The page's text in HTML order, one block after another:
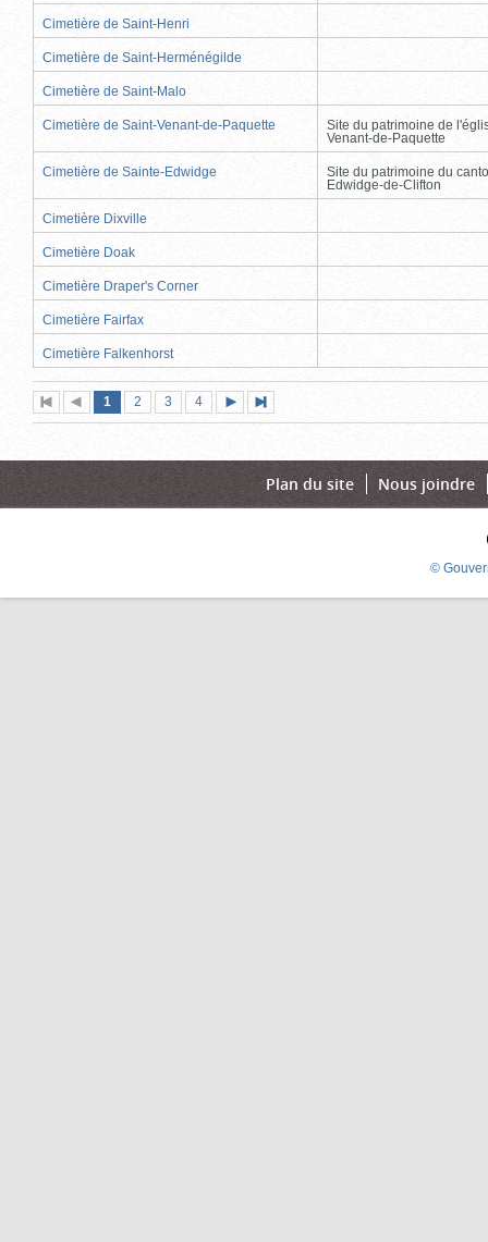
Cimetière de Saint-Henri
Cimetière de Saint-Herménégilde
Cimetière de Saint-Malo
Cimetière de Saint-Venant-de-Paquette
Site du patrimoine de
Venant-de-Paquette
Cimetière de Sainte-Edwidge
Site du patrimoine du
Edwidge-de-Clifton
Cimetière Dixville
Cimetière Doak
Cimetière Draper's Corner
Cimetière Fairfax
Cimetière Falkenhorst
Première
page
Page
précédente
Page
1 (page
actuelle)
Page
2 Page
3 Page
4
suivante
page
Plan du site Nous joindre
©